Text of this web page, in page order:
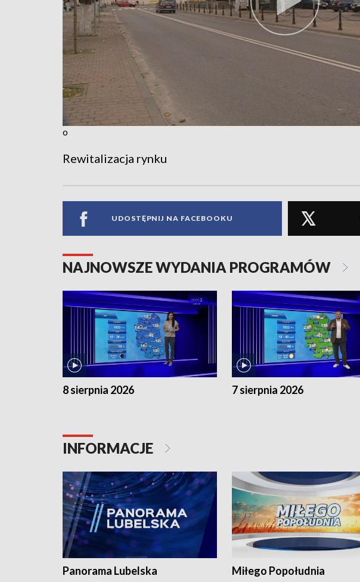
o
Rewitalizacja rynku
UDOSTĘPNIJ NA FACEBOOKU
NAJNOWSZE WYDANIA PROGRAMÓW
8 sierpnia 2026 7 sierpnia 2026
INFORMACJE
Panorama Lubelska Miłego Popołudnia